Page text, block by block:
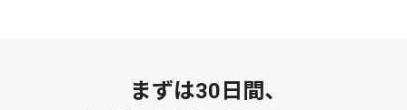
まずは30日間、